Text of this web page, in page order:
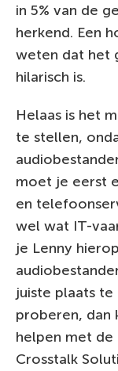
in 5% van de
herkend. Een
weten dat het
hilarisch is.
Helaas is het
te stellen,
moet je eerst
en
wel wat IT-
je Lenny
juiste plaats
proberen, dan
helpen met de
Crosstalk